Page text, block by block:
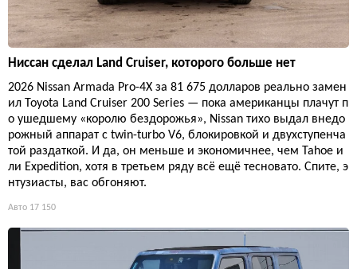
Ниссан сделал Land Cruiser, которого больше нет
2026 Nissan Armada Pro-4X за 81 675 долларов реально замен
ил Toyota Land Cruiser 200 Series — пока американцы плачут п
о ушедшему «королю бездорожья», Nissan тихо выдал внедо
рожный аппарат с twin-turbo V6, блокировкой и двухступенча
той раздаткой. И да, он меньше и экономичнее, чем Tahoe и
ли Expedition, хотя в третьем ряду всё ещё тесновато. Спите, э
нтузиасты, вас обгоняют.
Авто 17 150